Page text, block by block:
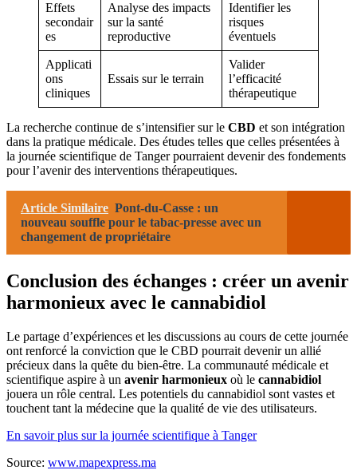
Effets
secondair
es
Analyse des impacts
sur la santé
reproductive
Identifier les
risques
éventuels
Applicati
ons
cliniques
Essais sur le terrain
Valider
l’efficacité
thérapeutique
La recherche continue de s’intensifier sur le CBD et son intégration
dans la pratique médicale. Des études telles que celles présentées à
la journée scientifique de Tanger pourraient devenir des fondements
pour l’avenir des interventions thérapeutiques.
Article Similaire Pont-du-Casse : un
nouveau souffle pour le tabac-presse avec un
changement de propriétaire
Conclusion des échanges : créer un avenir
harmonieux avec le cannabidiol
Le partage d’expériences et les discussions au cours de cette journée
ont renforcé la conviction que le CBD pourrait devenir un allié
précieux dans la quête du bien-être. La communauté médicale et
scientifique aspire à un avenir harmonieux où le cannabidiol
jouera un rôle central. Les potentiels du cannabidiol sont vastes et
touchent tant la médecine que la qualité de vie des utilisateurs.
En savoir plus sur la journée scientifique à Tanger
Source: www.mapexpress.ma